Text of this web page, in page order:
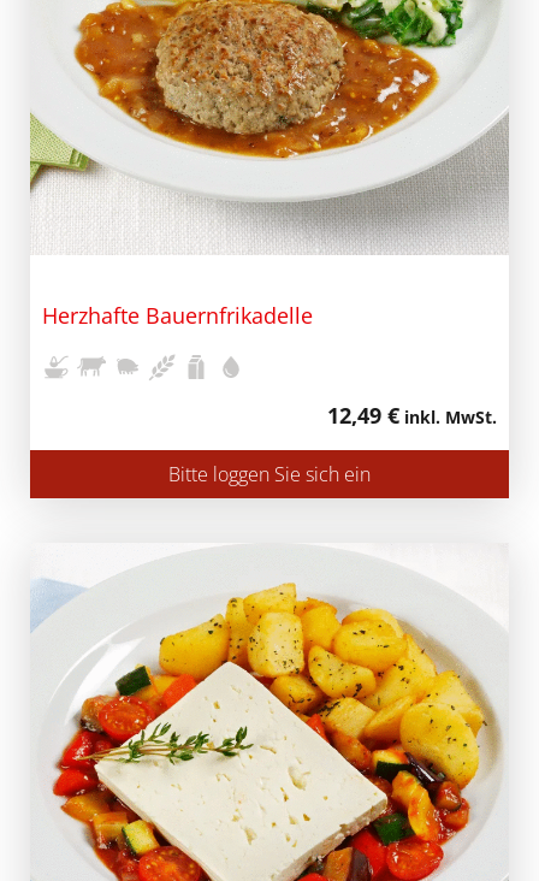
Herzhafte Bauernfrikadelle
12,49 € inkl. MwSt.
Bitte loggen Sie sich ein